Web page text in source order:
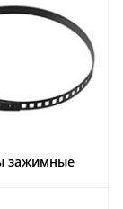
зажимные